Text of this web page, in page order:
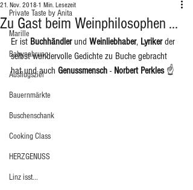
Private Taste by Anita
Marille
Babynahrung
Ausflugsziel
Bauernmärkte
Buschenschank
Cooking Class
HERZGENUSS
Linz isst...
Zu Gast beim Weinphilosophen ...
21. Nov. 2018 1 Min. Lesezeit
Er ist Buchhändler und Weinliebhaber, Lyriker der
selbst wundervolle Gedichte zu Buche gebracht
hat und auch Genussmensch - Norbert Perkles ☝️